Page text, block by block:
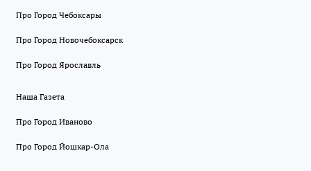
Про Город Чебоксары
Про Город Новочебоксарск
Про Город Ярославль
Наша Газета
Про Город Иваново
Про Город Йошкар-Ола